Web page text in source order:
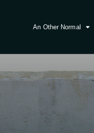
An Other Normal